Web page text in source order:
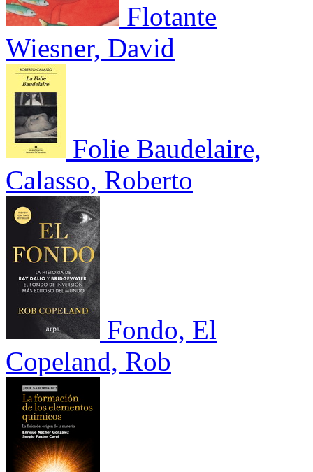
Flotante
Wiesner, David
Folie Baudelaire,
Calasso, Roberto
Fondo, El
Copeland, Rob